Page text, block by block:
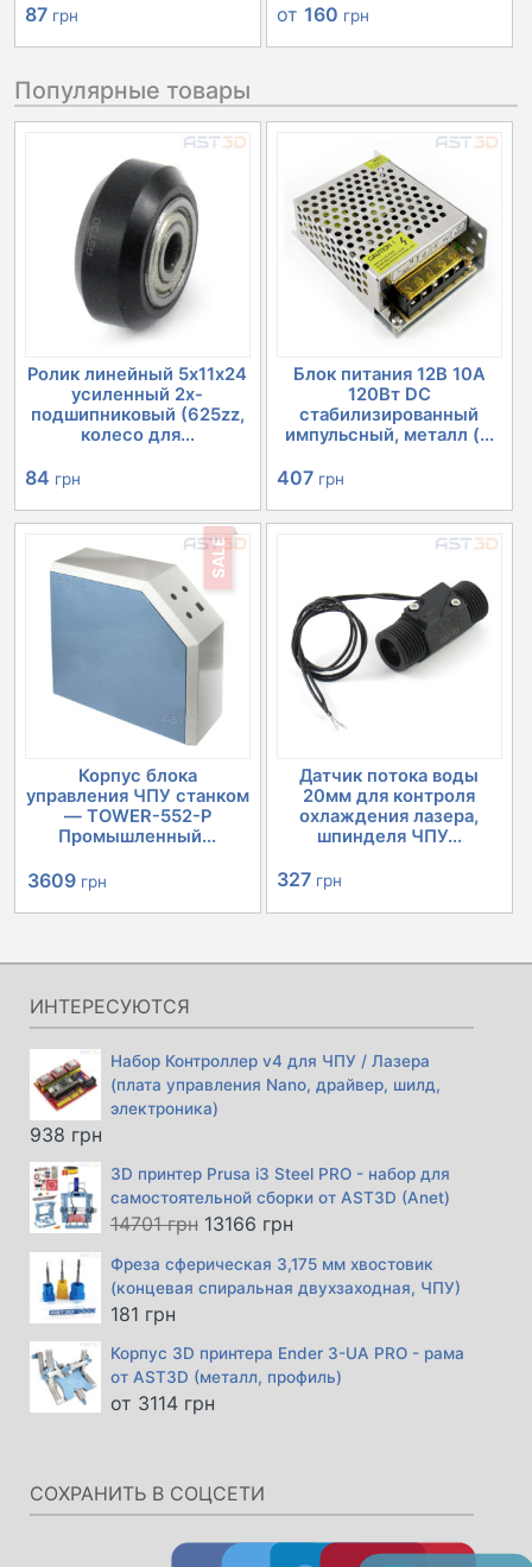
87 грн от 160 грн
Популярные товары
Ролик линейный 5х11х24
усиленный 2х-
подшипниковый (625zz,
колесо для...
84 грн
Блок питания 12В 10А
120Вт DC
стабилизированный
импульсный, металл (...
407 грн
SALE
Корпус блока
управления ЧПУ станком
— TOWER-552-P
Промышленный...
Первоначальная
цена
составляла
4030 грн.
3609 грн
цена:
3609 грн.
Датчик потока воды
20мм для контроля
охлаждения лазера,
шпинделя ЧПУ...
327 грн
ИНТЕРЕСУЮТСЯ
Набор Контроллер v4 для ЧПУ / Лазера
(плата управления Nano, драйвер, шилд,
электроника)
938 грн
3D принтер Prusa i3 Steel PRO - набор для
самостоятельной сборки от AST3D (Anet)
14701грн Первоначальная
составляла
13166 грнТекущая
13166 грн.
Фреза сферическая 3,175 мм хвостовик
(концевая спиральная двухзаходная, ЧПУ)
181 грн
Корпус 3D принтера Ender 3-UA PRO - рама
от AST3D (металл, профиль)
от 3114 грн
СОХРАНИТЬ В СОЦСЕТИ